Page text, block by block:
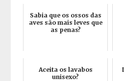
Sabia que os ossos das
aves são mais leves que
as penas?
Aceita os lavabos
unisexo?